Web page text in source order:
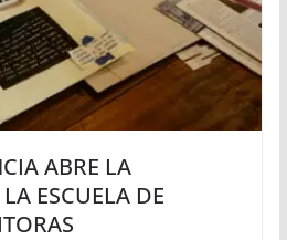
ABRE LA
ESCUELA DE